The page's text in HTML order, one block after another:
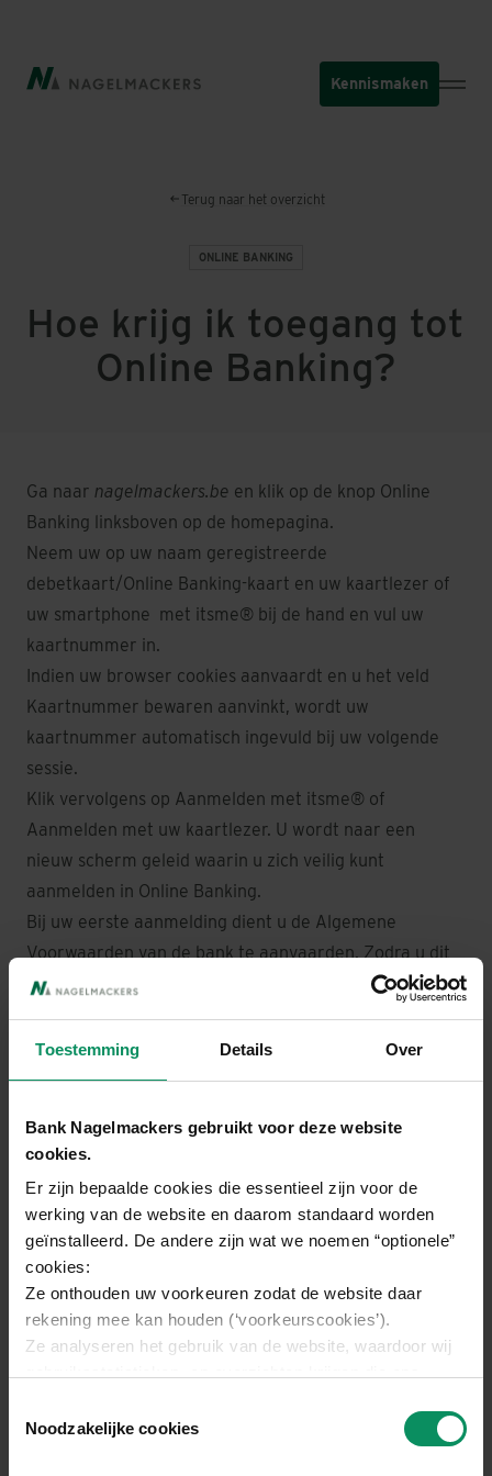
Toestemming Details Over
Bank Nagelmackers gebruikt voor deze website
cookies.
Er zijn bepaalde cookies die essentieel zijn voor de
werking van de website en daarom standaard worden
geïnstalleerd. De andere zijn wat we noemen “optionele”
cookies:
Ze onthouden uw voorkeuren zodat de website daar
rekening mee kan houden (‘voorkeurscookies’).
Ze analyseren het gebruik van de website, waardoor wij
Ze laten toe dat Bank Nagelmackers en/of derden, vooral
Google, Microsoft en facebook, u gepersonaliseerde
Noodzakelijke cookies
naar
Kennismaken
Terug naar het overzicht
ONLINE BANKING
Hoe krijg ik toegang tot
Online Banking?
Ga naar nagelmackers.be en klik op de knop Online
Banking linksboven op de homepagina.
Neem uw op uw naam geregistreerde
debetkaart/Online Banking-kaart en uw kaartlezer of
uw smartphone met itsme® bij de hand en vul uw
kaartnummer in.
Indien uw browser cookies aanvaardt en u het veld
Kaartnummer bewaren aanvinkt, wordt uw
kaartnummer automatisch ingevuld bij uw volgende
sessie.
Klik vervolgens op Aanmelden met itsme® of
Aanmelden met uw kaartlezer. U wordt naar een
nieuw scherm geleid waarin u zich veilig kunt
aanmelden in Online Banking.
Bij uw eerste aanmelding dient u de Algemene
Voorwaarden van de bank te aanvaarden. Zodra u dit
gedaan hebt, is uw
-contract actief.
Voor uw volgende sessies is aanmelden met uw
gebruikerscode ook mogelijk.
Uw gebruikerscode vindt u in Beheer > Mijn
Top 5 meest populaire antwoorden
Waar kan ik mijn digitale rekeninguittreksels
(bankafschriften) bekijken?
Waar kan ik mijn gebruikerscode vinden?